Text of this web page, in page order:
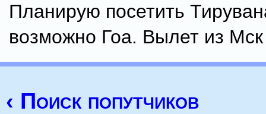
Планирую посетить
возможно Гоа. Вылет из
‹ Поиск попутчиков